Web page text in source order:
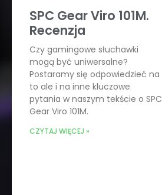
SPC Gear Viro 101M.
Recenzja
Czy gamingowe słuchawki
mogą być uniwersalne?
Postaramy się odpowiedzieć na
to ale i na inne kluczowe
pytania w naszym tekście o SPC
Gear Viro 101M.
CZYTAJ WIĘCEJ »